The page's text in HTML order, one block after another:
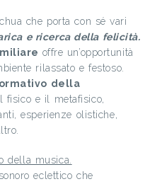
che porta con sé vari
e ricerca della felicità.
offre un’opportunità
rilassato e festoso.
della
e il metafisico,
esperienze olistiche,
della musica.
eclettico che